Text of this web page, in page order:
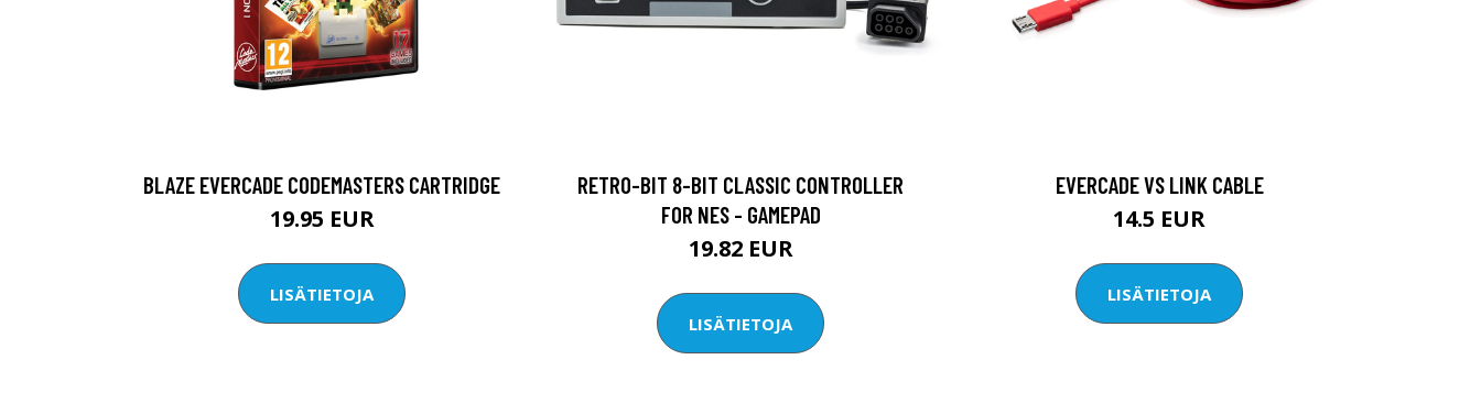
BLAZE EVERCADE CODEMASTERS CARTRIDGE
19.95 EUR
LISÄTIETOJA
RETRO-BIT 8-BIT CLASSIC CONTROLLER
FOR NES - GAMEPAD
19.82 EUR
LISÄTIETOJA
EVERCADE VS LINK CABLE
14.5 EUR
LISÄTIETOJA